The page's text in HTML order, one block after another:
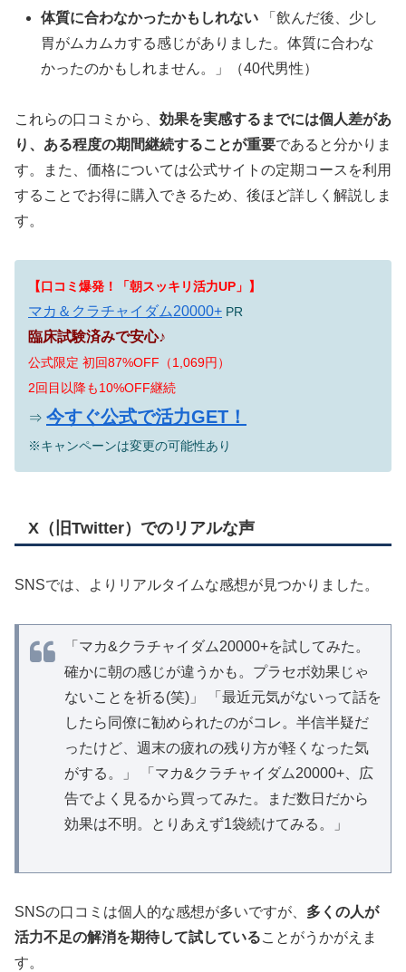
体質に合わなかったかもしれない 「飲んだ後、少し
胃がムカムカする感じがありました。体質に合わな
かったのかもしれません。」（40代男性）
これらの口コミから、 効果を実感するまでには個人差があ
り、ある程度の期間継続することが重要であると分かりま
す。また、価格については公式サイトの定期コースを利用
することでお得に購入できるため、後ほど詳しく解説しま
す。
【口コミ爆発！「朝スッキリ活力UP」】
マカ＆クラチャイダム20000+ PR
臨床試験済みで安心♪
公式限定 初回87%OFF（1,069円）
2回目以降も10%OFF継続
⇒ 今すぐ公式で活力GET！
※キャンペーンは変更の可能性あり
X（旧Twitter）でのリアルな声
SNSでは、よりリアルタイムな感想が見つかりました。
「マカ&クラチャイダム20000+を試してみた。
確かに朝の感じが違うかも。プラセボ効果じゃ
ないことを祈る(笑)」 「最近元気がないって話を
したら同僚に勧められたのがコレ。半信半疑だ
ったけど、週末の疲れの残り方が軽くなった気
がする。」 「マカ&クラチャイダム20000+、広
告でよく見るから買ってみた。まだ数日だから
効果は不明。とりあえず1袋続けてみる。」
SNSの口コミは個人的な感想が多いですが、 多くの人が
活力不足の解消を期待して試していることがうかがえま
す。